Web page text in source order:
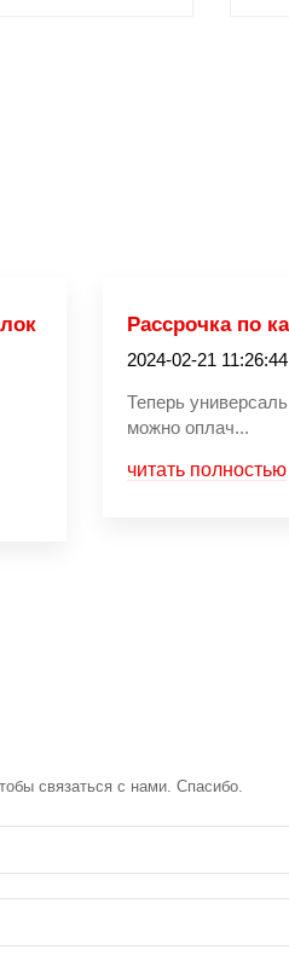
Рассрочка по
2024-02-21 11:26:44
Теперь
можно оплач...
читать полностью
связаться с нами. Спасибо.